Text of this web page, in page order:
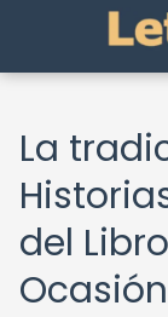
La
del
Ocasión